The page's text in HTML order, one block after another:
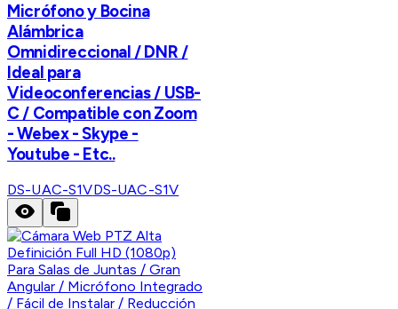
Micrófono y Bocina
Alámbrica
Omnidireccional / DNR /
Ideal para
Videoconferencias / USB-
C / Compatible con Zoom
- Webex - Skype -
Youtube - Etc..
DS-UAC-S1VDS-UAC-S1V